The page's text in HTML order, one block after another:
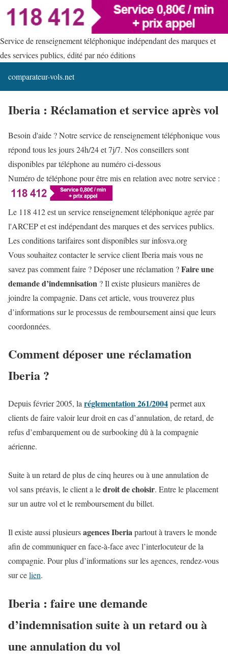
Service de renseignement téléphonique indépendant des marques et
des services publics, édité par néo éditions
comparateur-vols.net
Iberia : Réclamation et service après vol
Besoin d'aide ? Notre service de renseignement téléphonique vous
répond tous les jours 24h/24 et 7j/7. Nos conseillers sont
disponibles par téléphone au numéro ci-dessous
Numéro de téléphone pour être mis en relation avec notre service :
Le 118 412 est un service renseignement téléphonique agrée par
l'ARCEP et est indépendant des marques et des services publics.
Les conditions tarifaires sont disponibles sur infosva.org
Vous souhaitez contacter le service client Iberia mais vous ne
savez pas comment faire ? Déposer une réclamation ?Faire une
demande d’indemnisation ? Il existe plusieurs manières de
joindre la compagnie. Dans cet article, vous trouverez plus
d’informations sur le processus de remboursement ainsi que leurs
coordonnées.
Comment déposer une réclamation
Iberia ?
Depuis février 2005, laréglementation 261/2004permet aux
clients de faire valoir leur droit en cas d’annulation, de retard, de
refus d’embarquement ou de surbooking dû à la compagnie
aérienne.
Suite à un retard de plus de cinq heures ou à une annulation de
vol sans préavis, le client a ledroit de choisir. Entre le placement
sur un autre vol et le remboursement du billet.
Il existe aussi plusieursagences Iberiapartout à travers le monde
afin de communiquer en face-à-face avec l’interlocuteur de la
compagnie. Pour plus d’informations sur les agences, rendez-vous
sur celien.
Iberia : faire une demande
d’indemnisation suite à un retard ou à
une annulation du vol